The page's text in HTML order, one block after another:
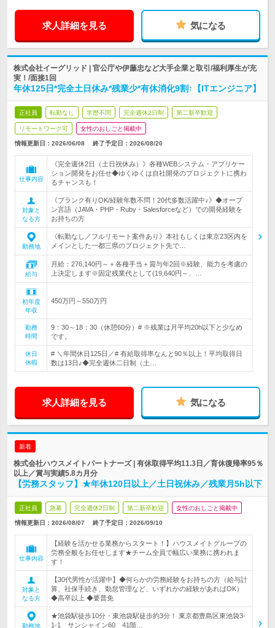
求人詳細を見る 気になる
株式会社イーグリッド | 官公庁や伊藤忠など大手企業と取引/福利厚生が充
実！/面接1回
年休125日*完全土日休み*残業少*有休消化9割↑【ITエンジニア】
正社員 転勤なし 学歴不問 完全週休2日制 第二新卒歓迎
リモートワーク可 女性のおしごと掲載中
情報更新日：2026/06/08 終了予定日： 2026/08/20
仕事内容
《完全週休2日（土日祝休み）》各種WEBシステム・アプリケー
ション開発をお任せ◆ゆくゆくは自社開発のプロジェクトに携わ
るチャンスも！
対象と
なる方
《ブランク有りOK/経験年数不問！20代多数活躍中♪》◆オープ
ン言語（JAVA・PHP・Ruby・Salesforceなど）での開発経験を
お持ちの方
勤務地
《転勤なし／フルリモート案件あり》本社もしくは東京23区内を
メインとした一都三県のプロジェクト先で…
給与
月給：276,140円～＋各種手当＋賞与年2回※経験、能力を考慮の
上決定します※固定残業代として(19,640円～、…
初年度
年収
450万円～550万円
勤務
時間
9：30～18：30（休憩60分）# ※残業は月平均20h以下と少なめ
です。
休日
休暇
# ＼年間休日125日／# 有給取得率なんと90％以上！平均取得日
数は13日♪◆完全週休二日制（土…
求人詳細を見る 気になる
新着
株式会社ハウスメイトパートナーズ | 有休取得平均11.3日／育休復帰率95％
以上／賞与実績5.8カ月分
【労務スタッフ】★年休120日以上／土日祝休み／残業月5h以下
正社員 急募 完全週休2日制 第二新卒歓迎 女性のおしごと掲載中
情報更新日：2026/08/07 終了予定日： 2026/09/10
仕事内容
【経験を活かせる業務からスタート！】ハウスメイトグループの
労務全般をお任せします★チーム全員で幅広い業務に携われま
す！
対象と
なる方
【30代男性が活躍中】◆何らかの労務経験をお持ちの方（給与計
算、社保手続き、勤怠管理など、いずれかの経験があればOK）
◆高卒以上 ◆要普免
勤務地
★池袋駅徒歩10分・東池袋駅徒歩約3分！ 東京都豊島区東池袋3-
1-1 サンシャイン60 41階…